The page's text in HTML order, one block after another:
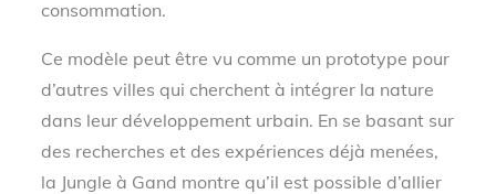
consommation.
Ce modèle peut être vu comme un prototype pour
d’autres villes qui cherchent à intégrer la nature
dans leur développement urbain. En se basant sur
des recherches et des expériences déjà menées,
la Jungle à Gand montre qu’il est possible d’allier